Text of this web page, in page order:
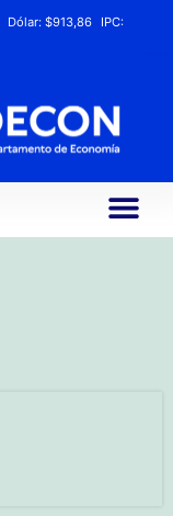
Dólar:$913,86
IPC: